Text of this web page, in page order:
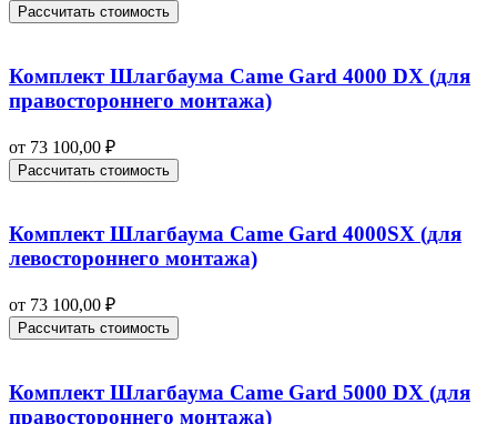
Рассчитать стоимость
Комплект Шлагбаума Came Gard 4000 DX (для
правостороннего монтажа)
от 73 100,00 ₽
Рассчитать стоимость
Комплект Шлагбаума Came Gard 4000SX (для
левостороннего монтажа)
от 73 100,00 ₽
Рассчитать стоимость
Комплект Шлагбаума Came Gard 5000 DX (для
правостороннего монтажа)